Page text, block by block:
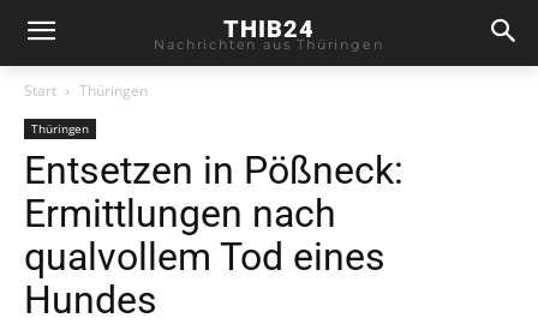
THIB24
Nachrichten aus Thüringen
Start Thüringen
Thüringen
Entsetzen in Pößneck:
Ermittlungen nach
qualvollem Tod eines
Hundes